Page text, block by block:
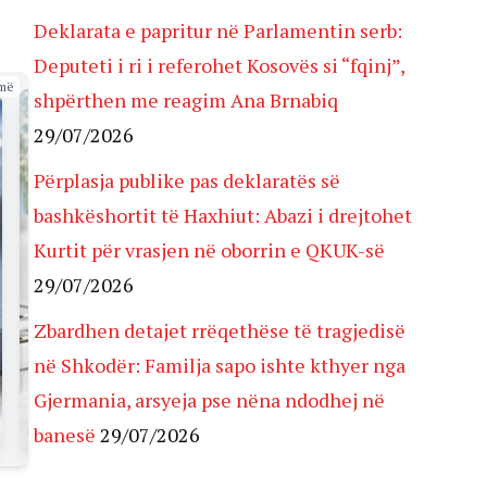
Deklarata e papritur në Parlamentin serb:
Deputeti i ri i referohet Kosovës si “fqinj”,
shpërthen me reagim Ana Brnabiq
29/07/2026
Përplasja publike pas deklaratës së
bashkëshortit të Haxhiut: Abazi i drejtohet
Kurtit për vrasjen në oborrin e QKUK-së
29/07/2026
Zbardhen detajet rrëqethëse të tragjedisë
në Shkodër: Familja sapo ishte kthyer nga
Gjermania, arsyeja pse nëna ndodhej në
banesë 29/07/2026